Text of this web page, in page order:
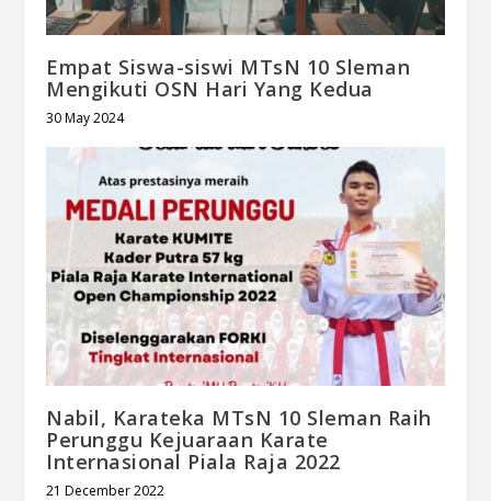
Empat Siswa-siswi MTsN 10 Sleman
Mengikuti OSN Hari Yang Kedua
30 May 2024
Nabil, Karateka MTsN 10 Sleman Raih
Perunggu Kejuaraan Karate
Internasional Piala Raja 2022
21 December 2022